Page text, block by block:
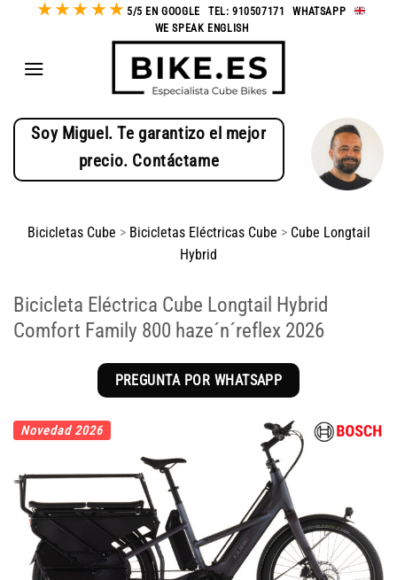
★★ ★ ★★ 5/5 EN GOOGLE TEL: 910507171 -WHATSAPP
WE SPEAK ENGLISH
Soy Miguel. Te garantizo el mejor
precio. Contáctame
Bicicletas Cube > Bicicletas Eléctricas Cube > Cube Longtail
Hybrid
Bicicleta Eléctrica Cube Longtail Hybrid
Comfort Family 800 haze´n´reflex 2026
PREGUNTA POR WHATSAPP
Novedad 2026